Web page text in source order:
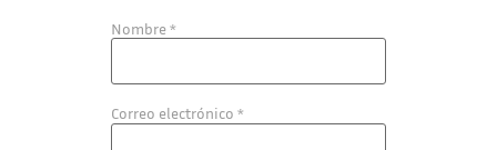
Nombre*
Correo electrónico *